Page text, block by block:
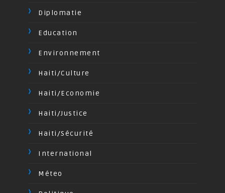
Diplomatie
Education
Environnement
Haiti/Culture
Haiti/Economie
Haiti/Justice
Haiti/Sécurité
International
Méteo